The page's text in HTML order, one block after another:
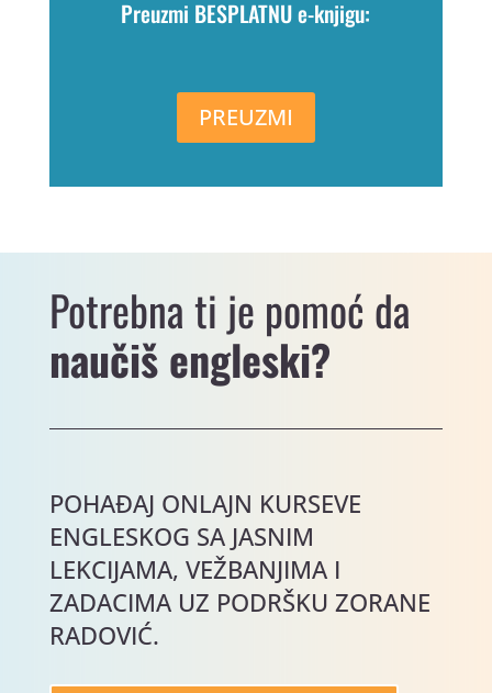
Preuzmi BESPLATNU e-knjigu:
PREUZMI
Potrebna ti je pomoć da
naučiš engleski?
POHAĐAJ ONLAJN KURSEVE
ENGLESKOG SA JASNIM
LEKCIJAMA, VEŽBANJIMA I
ZADACIMA UZ PODRŠKU ZORANE
RADOVIĆ.